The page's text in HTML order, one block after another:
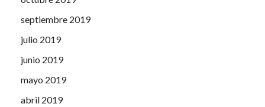
septiembre 2019
julio 2019
junio 2019
mayo 2019
abril 2019